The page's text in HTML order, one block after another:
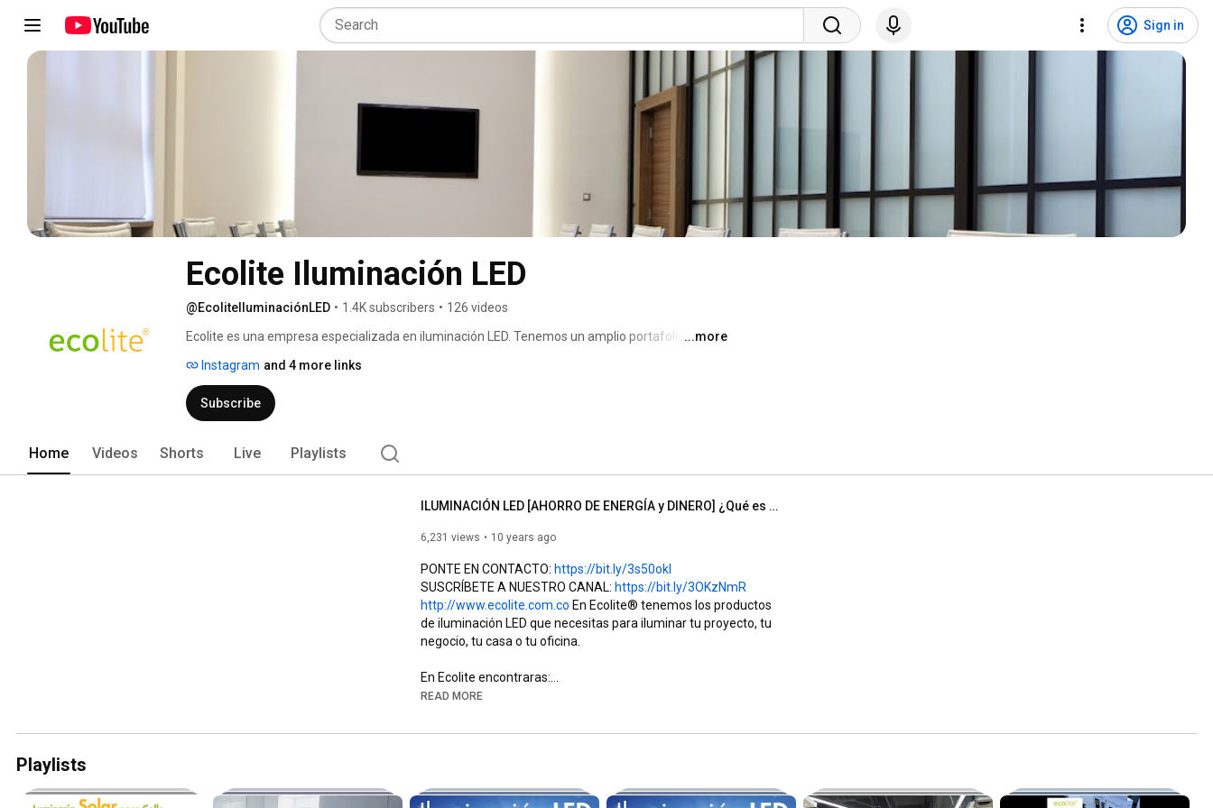
Sign in
Ecolite Iluminación LED
@EcoliteIluminaciónLED • 1.4K subscribers • 126 videos
Ecolite es una empresa especializada en iluminación LED. Tenemos un amplio portafolio de
industriales, residenciales y decorativas.
...more
Instagram and 4 more links
Subscribe
Home Videos Shorts Live Playlists
ILUMINACIÓN LED [AHORRO DE ENERGÍA y DINERO] ¿Qué es y Cómo Funciona? Ventajas, Beneficios ► Ecolite
6,231 views 10 years ago
PONTE EN CONTACTO: https://bit.ly/3s50okI
SUSCRÍBETE A NUESTRO CANAL: https://bit.ly/3OKzNmR
http://www.ecolite.com.co En Ecolite® tenemos los productos
de iluminación LED que necesitas para iluminar tu proyecto, tu
negocio, tu casa o tu oficina.
En Ecolite encontraras:
Panel LED, Bombillo LED, Bala LED, Reflector LED, Cinta LED,
LED, Bala tipo panel LED, Luces LED, Luminarias LED, Diodo
Ecológico, economía, verde, energía, calentamiento global,
medio ambiente, efecto invernadero, nuestro planeta, verde,
READ MORE
Playlists